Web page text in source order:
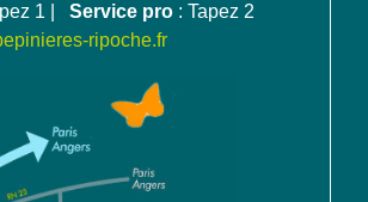
1 | Service pro : Tapez 2
ripoche.fr